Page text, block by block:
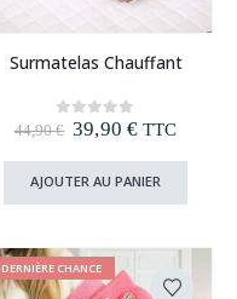
Surmatelas Chauffant
0 out of 5
44,90€ Le
initial
était :
44,90 €.
39,90 €Le
actuel
est :
39,90 €.
TTC
AJOUTER AU PANIER
DERNIÈRE CHANCE